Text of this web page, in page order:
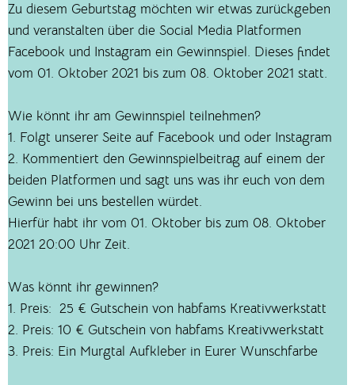
Zu diesem Geburtstag möchten wir etwas zurückgeben
und veranstalten über die Social Media Platformen
Facebook und Instagram ein Gewinnspiel. Dieses findet
vom 01. Oktober 2021 bis zum 08. Oktober 2021 statt.
Wie könnt ihr am Gewinnspiel teilnehmen?
1. Folgt unserer Seite auf Facebook und oder Instagram
2. Kommentiert den Gewinnspielbeitrag auf einem der
beiden Platformen und sagt uns was ihr euch von dem
Gewinn bei uns bestellen würdet.
Hierfür habt ihr vom 01. Oktober bis zum 08. Oktober
2021 20:00 Uhr Zeit.
Was könnt ihr gewinnen?
1. Preis: 25 € Gutschein von habfams Kreativwerkstatt
2. Preis: 10 € Gutschein von habfams Kreativwerkstatt
3. Preis: Ein Murgtal Aufkleber in Eurer Wunschfarbe